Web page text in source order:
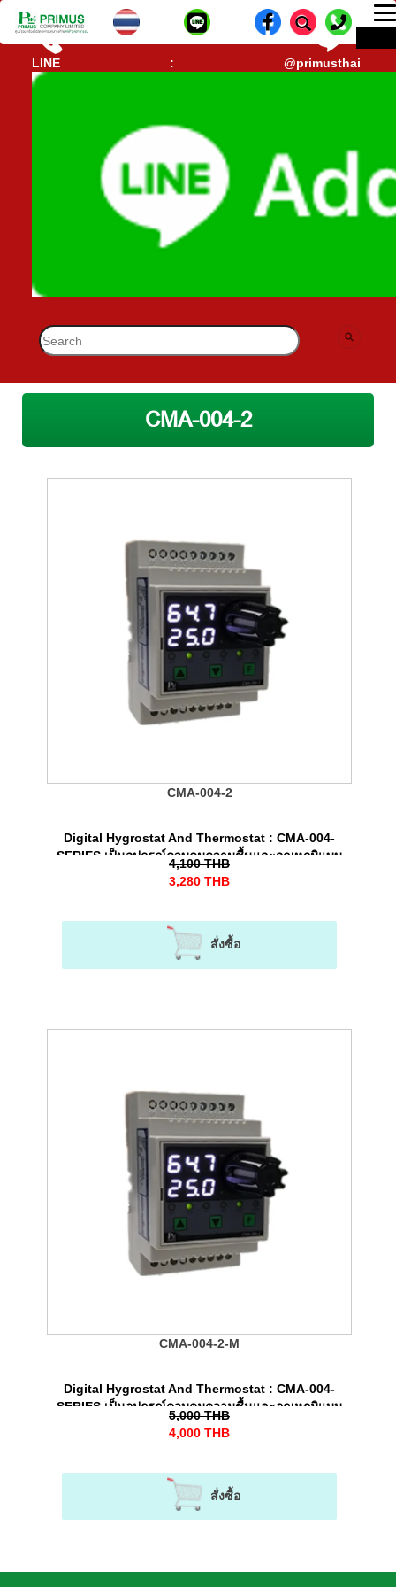
CALL CENTER : 02-693-7005 (40 คู่สาย)
lD-
LINE : @primusthai
CMA-004-2
CMA-004-2
Digital Hygrostat And Thermostat : CMA-004-
SERIES เป็นอุปกรณ์ควบคุมความชื้นและอุณหภูมิแบบ
ดิจิตอลภายในตู้ไฟฟ้า, ตู้คอนโทรล
4,100 THB
3,280 THB
สั่งซื้อ
CMA-004-2-M
Digital Hygrostat And Thermostat : CMA-004-
SERIES เป็นอุปกรณ์ควบคุมความชื้นและอุณหภูมิแบบ
ดิจิตอลภายในตู้ไฟฟ้า, ตู้คอนโทรล
5,000 THB
4,000 THB
สั่งซื้อ